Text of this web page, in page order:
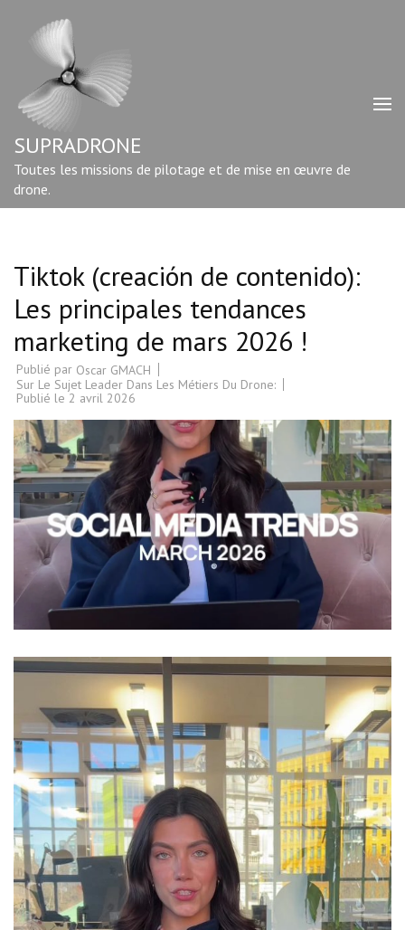
contenu
Entrée)
SUPRADRONE
Toutes les missions de pilotage et de mise en œuvre de
drone.
Tiktok (creación de contenido):
Les principales tendances
marketing de mars 2026 !
Publié par Oscar GMACH
Sur Le Sujet Leader Dans Les Métiers Du Drone:
Publié le 2 avril 2026